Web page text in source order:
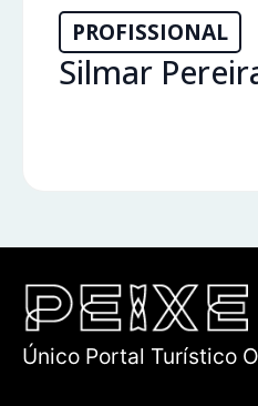
PROFISSIONAL
Silmar
Único Portal Turístico